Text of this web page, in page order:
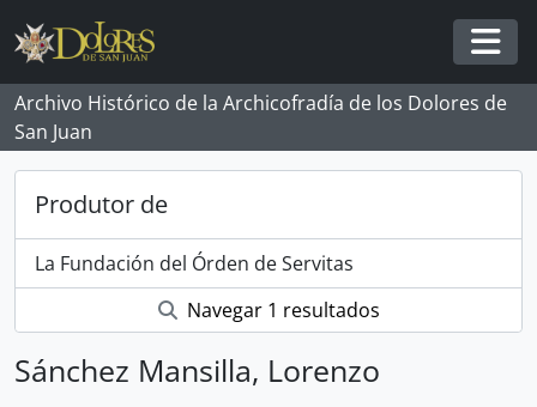
Skip to main content
Archivo Histórico de la Archicofradía de los Dolores de
San Juan
Produtor de
La Fundación del Órden de Servitas
Navegar 1 resultados
Sánchez Mansilla, Lorenzo